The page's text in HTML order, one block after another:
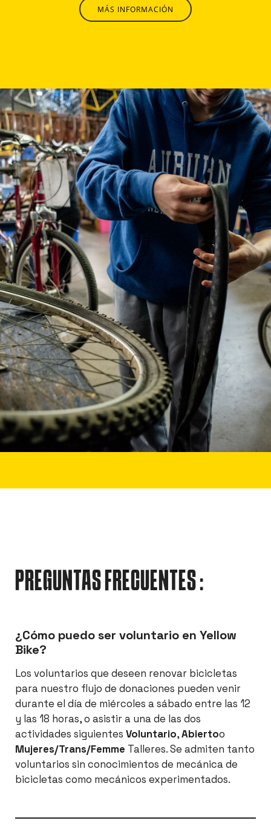
MÁS INFORMACIÓN
PREGUNTAS FRECUENTES :
¿Cómo puedo ser voluntario en Yellow
Bike?
Los voluntarios que deseen renovar bicicletas
para nuestro flujo de donaciones pueden venir
durante el día de miércoles a sábado entre las 12
y las 18 horas, o asistir a una de las dos
actividades siguientes Voluntario,Abiertoo
Mujeres/Trans/Femme Talleres. Se admiten tanto
voluntarios sin conocimientos de mecánica de
bicicletas como mecánicos experimentados.